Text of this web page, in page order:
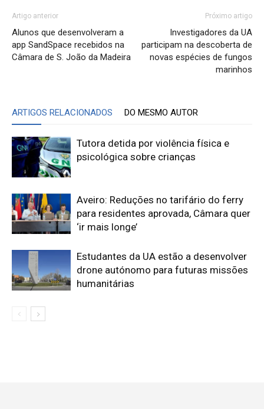
Artigo anterior
Alunos que desenvolveram a
app SandSpace recebidos na
Câmara de S. João da Madeira
Próximo artigo
Investigadores da UA
participam na descoberta de
novas espécies de fungos
marinhos
ARTIGOS RELACIONADOS DO MESMO AUTOR
Tutora detida por violência física e
psicológica sobre crianças
Aveiro: Reduções no tarifário do ferry
para residentes aprovada, Câmara quer
‘ir mais longe’
Estudantes da UA estão a desenvolver
drone autónomo para futuras missões
humanitárias